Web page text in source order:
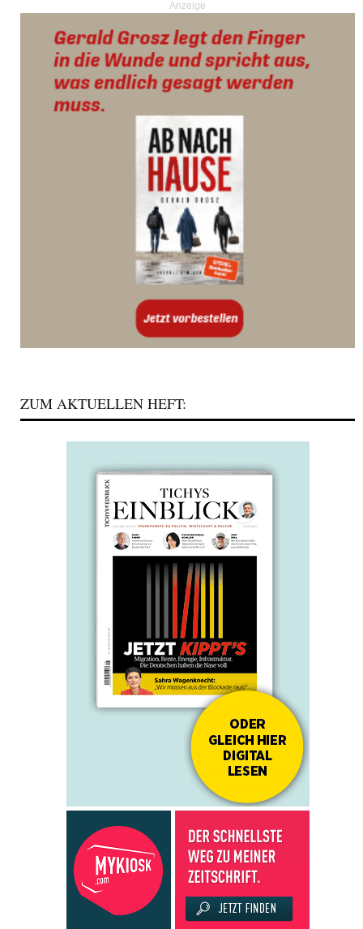
Anzeige
ZUM AKTUELLEN HEFT: